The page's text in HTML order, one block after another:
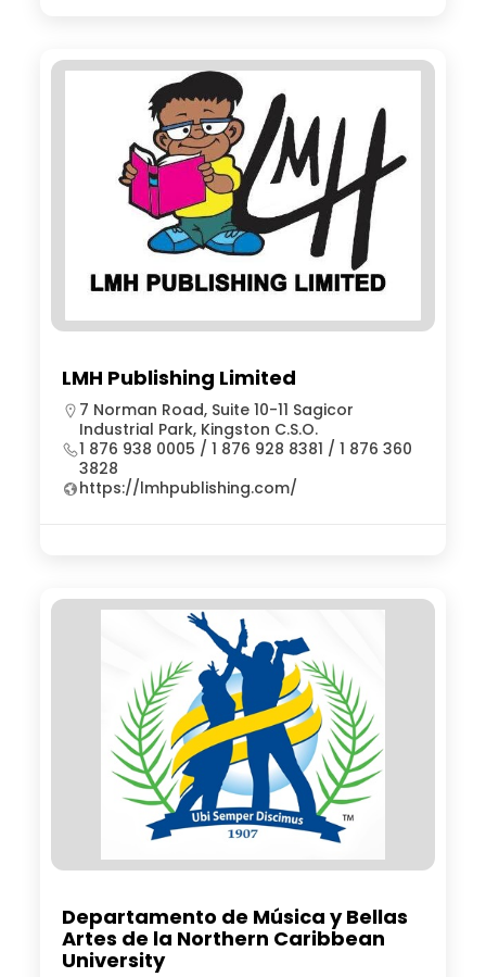
LMH Publishing Limited
7 Norman Road, Suite 10-11 Sagicor
Industrial Park, Kingston C.S.O.
1 876 938 0005 / 1 876 928 8381 / 1 876 360
3828
https://lmhpublishing.com/
Departamento de Música y Bellas
Artes de la Northern Caribbean
University